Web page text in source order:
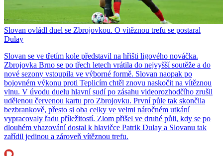
Slovan ovládl duel se Zbrojovkou. O vítěznou trefu se postaral
Dulay
Slovan se ve třetím kole představil na hřišti ligového nováčka.
Zbrojovka Brno se po třech letech vrátila do nejvyšší soutěže a do
nové sezony vstoupila ve výborné formě. Slovan naopak po
bojovném výkonu proti Teplicím chtěl znovu naskočit na vítěznou
vlnu. V úvodu duelu hlavní sudí po zásahu videorozhodčího zrušil
udělenou červenou kartu pro Zbrojovku. První půle tak skončila
bezbrankově, přesto si oba celky ve velmi náročném utkání
vypracovaly řadu příležitostí. Zlom přišel ve druhé půli, kdy se po
dlouhém vhazování dostal k hlavičce Patrik Dulay a Slovanu tak
zařídil jedinou a zároveň vítěznou trefu.